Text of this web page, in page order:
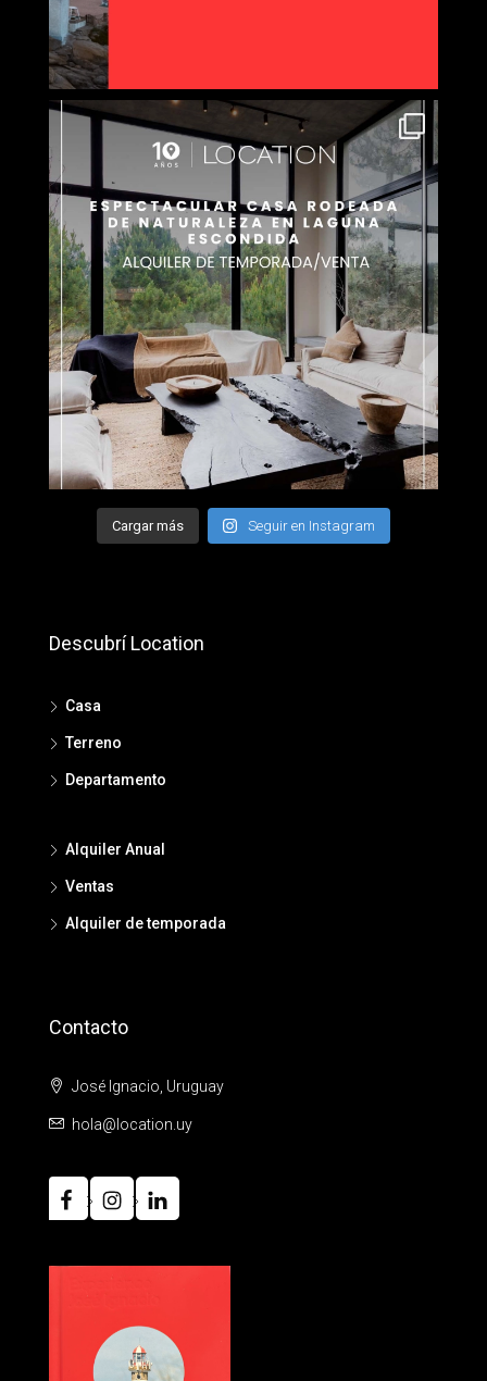
Cargar más Seguir en Instagram
Descubrí Location
Casa
Terreno
Departamento
Alquiler Anual
Ventas
Alquiler de temporada
Contacto
José Ignacio, Uruguay
hola@location.uy